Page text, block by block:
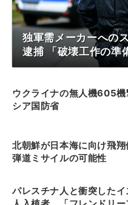
独軍需メーカーへの
逮捕 「破壊工作の準
ウクライナの無人機605機
シア国防省
北朝鮮が日本海に向け飛
弾道ミサイルの可能性
パレスチナ人と衝突した